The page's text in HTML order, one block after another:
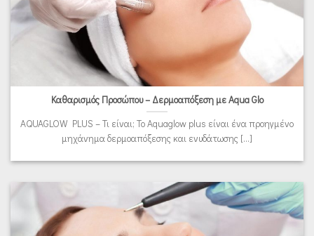
Καθαρισμός Προσώπου – Δερμοαπόξεση με Aqua Glo
AQUAGLOW PLUS – Τι είναι; Το Aquaglow plus είναι ένα προηγμένο
μηχάνημα δερμοαπόξεσης και ενυδάτωσης [...]